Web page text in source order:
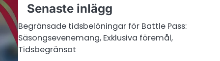
Senaste inlägg
Begränsade tidsbelöningar för Battle Pass:
Säsongsevenemang, Exklusiva föremål,
Tidsbegränsat